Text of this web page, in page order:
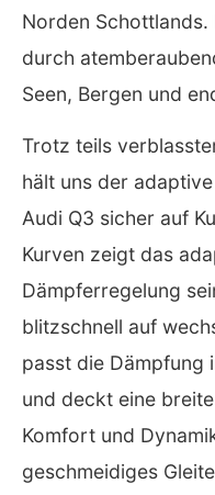
Norden
durch
Seen, Bergen und
Trotz teils
hält uns der
Audi Q3 sicher auf
Kurven zeigt das
Dämpferregelung
blitzschnell auf
passt die Dämpfung
und deckt eine
Komfort und
geschmeidiges